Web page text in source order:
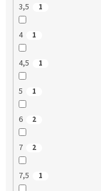
3,5 1
4 1
4,5 1
5 1
6 2
7 2
7,5 1